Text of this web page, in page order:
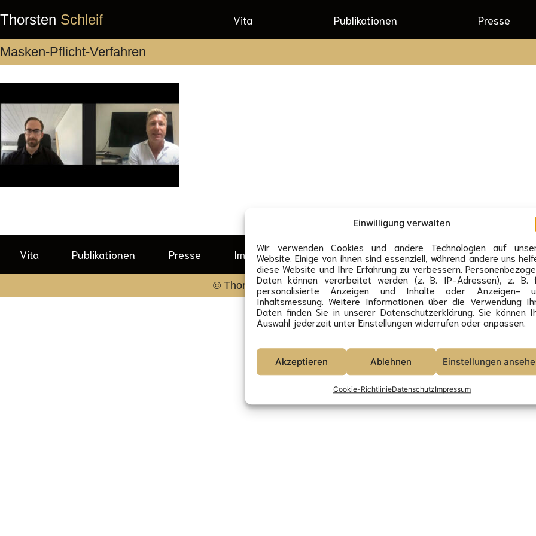
Einwilligung verwalten
Wir verwenden Cookies und andere Technologien auf
Website. Einige von ihnen sind essenziell, während andere uns
diese Website und Ihre Erfahrung zu verbessern.
Daten können verarbeitet werden (z. B. IP-Adressen), z. B.
personalisierte Anzeigen und Inhalte oder Anzeigen-
Inhaltsmessung. Weitere Informationen über die Verwendung
Daten finden Sie in unserer Datenschutzerklärung. Sie können
Auswahl jederzeit unter Einstellungen widerrufen oder anpassen.
Akzeptieren Ablehnen Einstellungen
Cookie-RichtlinieDatenschutzImpressum
Thorsten Schleif Vita Publikationen Presse
Masken-Pflicht-Verfahren
Vita Publikationen Presse Impressum Datenschutz Veranstaltung anfragen
© Thorsten Schleif 2021-26 - alle Rechte vorbehalten.